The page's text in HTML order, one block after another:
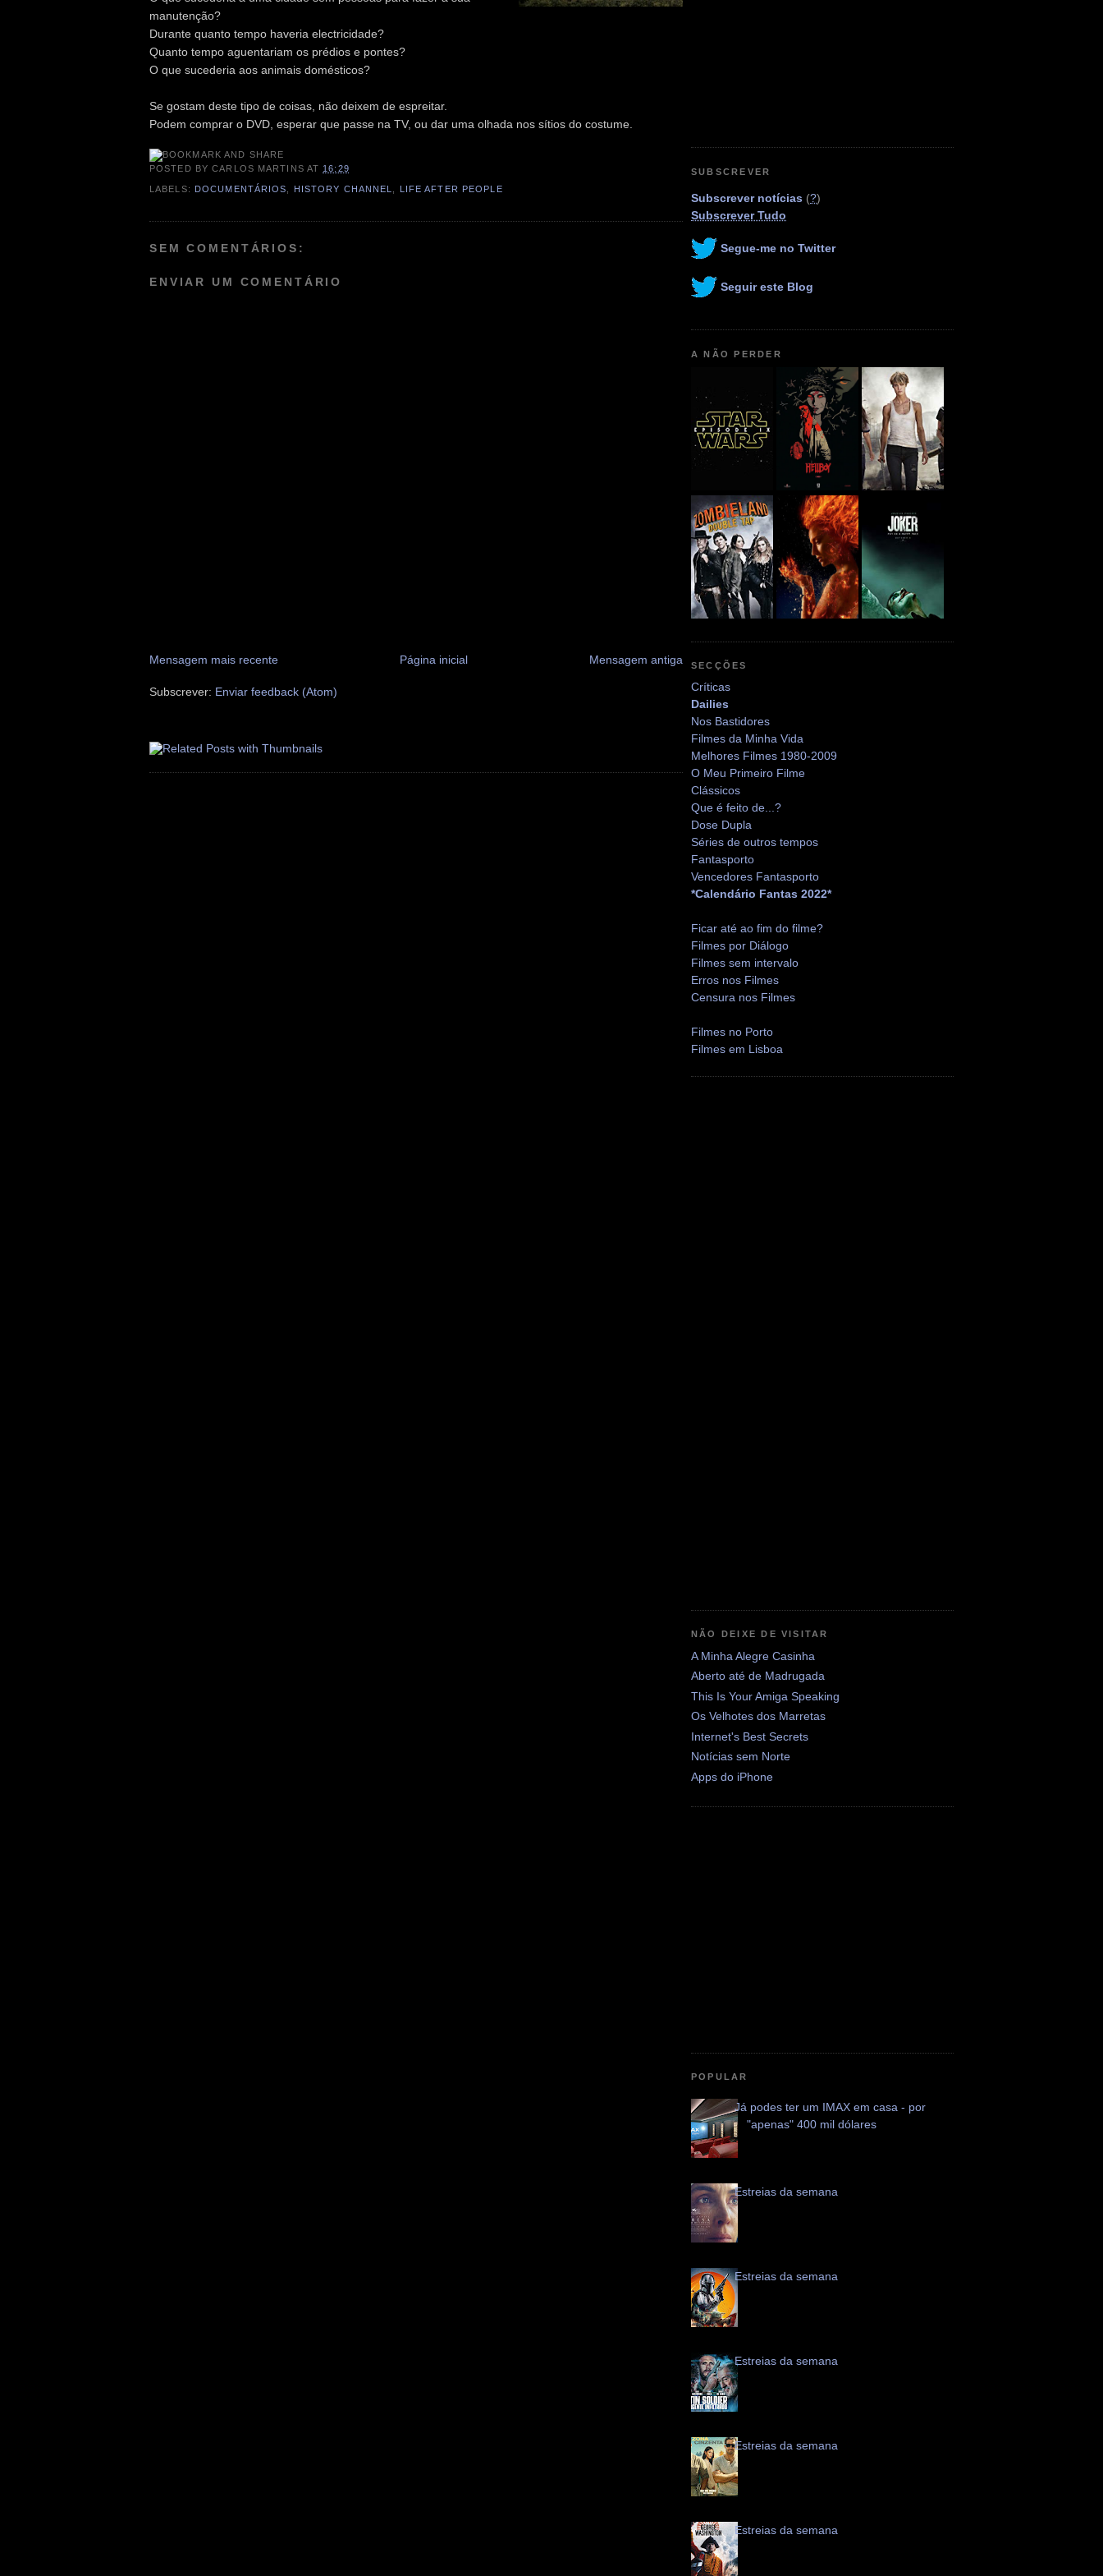
manutenção?
Durante quanto tempo haveria electricidade?
Quanto tempo aguentariam os prédios e pontes?
O que sucederia aos animais domésticos?
Se gostam deste tipo de coisas, não deixem de espreitar.
Podem comprar o DVD, esperar que passe na TV, ou dar uma olhada nos sítios do costume.
POSTED BYCARLOS MARTINS AT 16:29
LABELS: DOCUMENTÁRIOS HISTORY CHANNEL LIFE AFTER PEOPLE
SEM COMENTÁRIOS:
ENVIAR UM COMENTÁRIO
Mensagem mais recente Mensagem antiga
Página inicial
Subscrever: Enviar feedback (Atom)
SUBSCREVER
Subscrever notícias (?)
Subscrever Tudo
Segue-me no Twitter
Seguir este Blog
A NÃO PERDER
SECÇÕES
Críticas
Dailies
Nos Bastidores
Filmes da Minha Vida
Melhores Filmes 1980-2009
O Meu Primeiro Filme
Clássicos
Que é feito de...?
Dose Dupla
Séries de outros tempos
Fantasporto
Vencedores Fantasporto
*Calendário Fantas 2022*
Ficar até ao fim do filme?
Filmes por Diálogo
Filmes sem intervalo
Erros nos Filmes
Censura nos Filmes
Filmes no Porto
Filmes em Lisboa
NÃO DEIXE DE VISITAR
A Minha Alegre Casinha
Aberto até de Madrugada
This Is Your Amiga Speaking
Os Velhotes dos Marretas
Internet's Best Secrets
Notícias sem Norte
Apps do iPhone
POPULAR
Já podes ter um IMAX em casa - por
"apenas" 400 mil dólares
Estreias da semana
Estreias da semana
Estreias da semana
Estreias da semana
Estreias da semana